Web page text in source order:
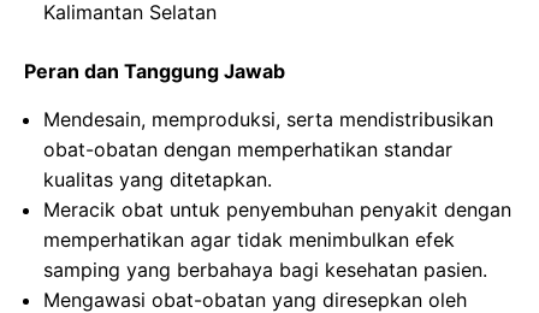
Kalimantan Selatan
Peran dan Tanggung Jawab
Mendesain, memproduksi, serta mendistribusikan
obat-obatan dengan memperhatikan standar
kualitas yang ditetapkan.
Meracik obat untuk penyembuhan penyakit dengan
memperhatikan agar tidak menimbulkan efek
samping yang berbahaya bagi kesehatan pasien.
Mengawasi obat-obatan yang diresepkan oleh